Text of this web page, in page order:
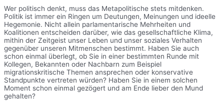
Wer politisch denkt, muss das Metapolitische stets mitdenken.
Politik ist immer ein Ringen um Deutungen, Meinungen und ideelle
Hegemonie. Nicht allein parlamentarische Mehrheiten und
Koalitionen entscheiden darüber, wie das gesellschaftliche Klima,
mithin der Zeitgeist unser Leben und unser soziales Verhalten
gegenüber unseren Mitmenschen bestimmt. Haben Sie auch
schon einmal überlegt, ob Sie in einer bestimmten Runde mit
Kollegen, Bekannten oder Nachbarn zum Beispiel
migrationskritische Themen ansprechen oder konservative
Standpunkte vertreten würden? Haben Sie in einem solchen
Moment schon einmal gezögert und am Ende lieber den Mund
gehalten?